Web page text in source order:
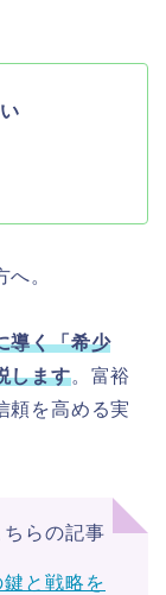
。
導く「希少
します。富裕
頼を高める実
らの記事
と戦略を